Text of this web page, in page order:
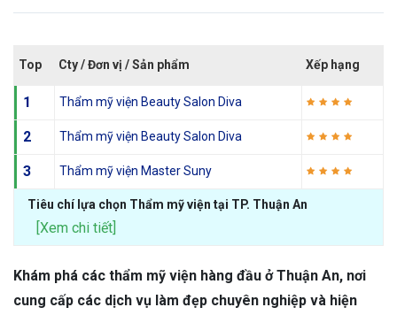
Top Cty / Đơn vị / Sản phẩm Xếp hạng
1 Thẩm mỹ viện Beauty Salon Diva
2 Thẩm mỹ viện Beauty Salon Diva
3 Thẩm mỹ viện Master Suny
Tiêu chí lựa chọn Thẩm mỹ viện tại TP. Thuận An
[Xem chi tiết]
Khám phá các thẩm mỹ viện hàng đầu ở Thuận An, nơi
cung cấp các dịch vụ làm đẹp chuyên nghiệp và hiện